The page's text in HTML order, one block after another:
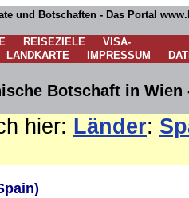
und Botschaften - Das Portal
REISEZIELE
VISA-
LANDKARTE IMPRESSUM
Botschaft in Wien
hier: Länder: